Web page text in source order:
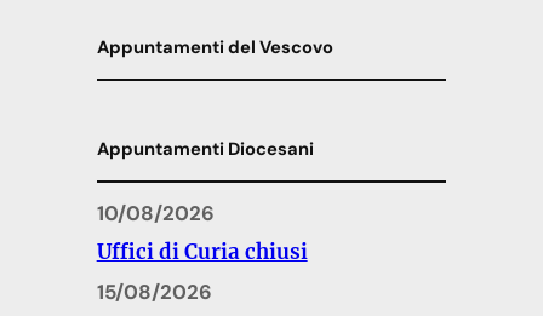
Appuntamenti del Vescovo
Appuntamenti Diocesani
10/08/2026
Uffici di Curia chiusi
15/08/2026